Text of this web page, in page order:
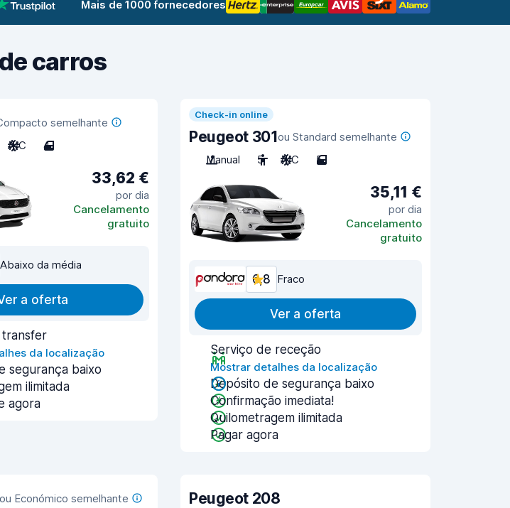
Mais de 1000 fornecedores
carros
semelhante
A/C 4
33,62 €
por dia
Cancelamento
gratuito
Abaixo da média
a oferta
da localização
segurança baixo
ilimitada
agora
Check-in online
Peugeot 301ou Standard semelhante
Manual
5 A/C 5
35,11 €
por dia
Cancelamento
gratuito
6,8 Fraco
Ver a oferta
Serviço de receção
Mostrar detalhes da localização
Depósito de segurança baixo
Confirmação imediata!
Quilometragem ilimitada
Pagar agora
ou Económico semelhante
Peugeot 208